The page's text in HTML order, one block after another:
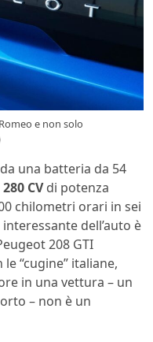
e non solo
una batteria da 54
CVdi potenza
chilometri orari in sei
dell’auto è
208 GTI
“cugine” italiane,
in una vettura – un
– non è un